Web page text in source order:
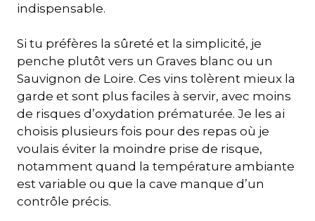
indispensable.
Si tu préfères la sûreté et la simplicité, je
penche plutôt vers un Graves blanc ou un
Sauvignon de Loire. Ces vins tolèrent mieux la
garde et sont plus faciles à servir, avec moins
de risques d’oxydation prématurée. Je les ai
choisis plusieurs fois pour des repas où je
voulais éviter la moindre prise de risque,
notamment quand la température ambiante
est variable ou que la cave manque d’un
contrôle précis.